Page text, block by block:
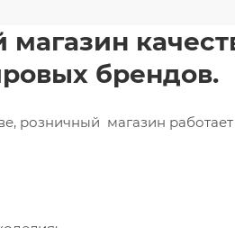
брендов.
розничный магазин работает